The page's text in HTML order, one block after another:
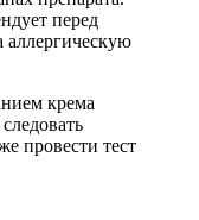
перед
аллергическую
крема
провести тест